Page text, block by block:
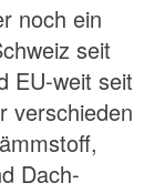
noch ein
seit
EU-weit seit
verschieden
Dach-